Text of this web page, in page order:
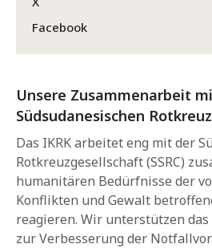
Facebook
Unsere Zusammenarbeit
Südsudanesischen
Das IKRK arbeitet eng mit der
Rotkreuzgesellschaft (SSRC)
humanitären Bedürfnisse der
Konflikten und Gewalt
reagieren. Wir unterstützen das
zur Verbesserung der